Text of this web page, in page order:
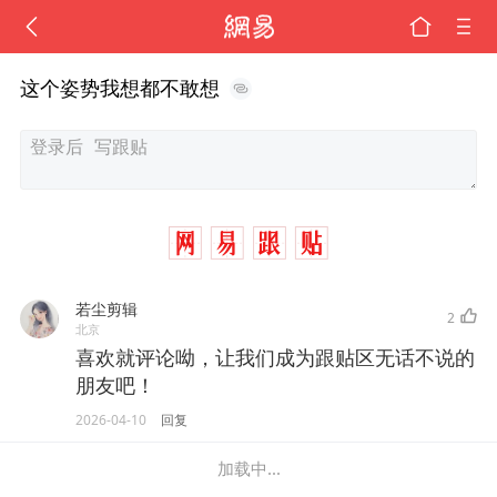
这个姿势我想都不敢想
若尘剪辑
北京
2
喜欢就评论呦，让我们成为跟贴区无话不说的
朋友吧！
2026-04-10 回复
加载中...